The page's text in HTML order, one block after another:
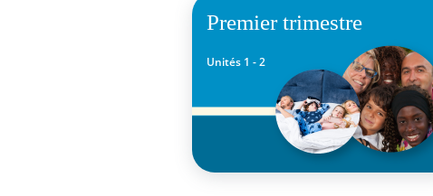
Premier trimestre
Unités 1 - 2